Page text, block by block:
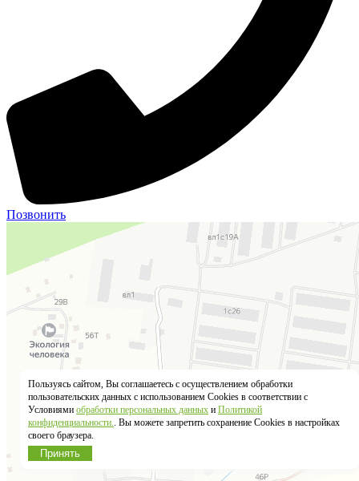
Позвонить
Пользуясь сайтом, Вы соглашаетесь с осуществлением обработки
пользовательских данных с использованием Cookies в соответствии с
Условиями обработки персональных данных и Политикой
конфиденциальности.. Вы можете запретить сохранение Cookies в настройках
своего браузера.
Принять